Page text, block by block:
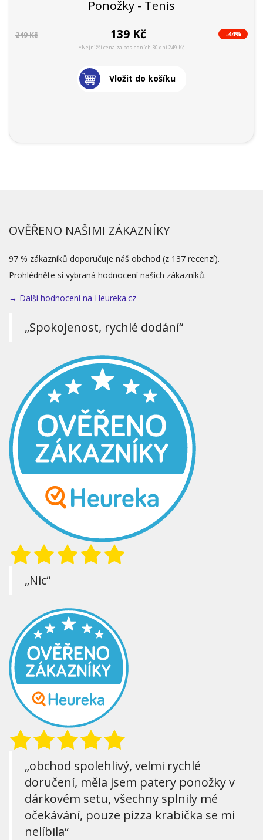
Ponožky - Tenis
249 Kč 139 Kč -44%
*Nejnižší cena za posledních 30 dní 249 Kč
Vložit do košíku
OVĚŘENO NAŠIMI ZÁKAZNÍKY
97 % zákazníků doporučuje náš obchod (z 137 recenzí).
Prohlédněte si vybraná hodnocení našich zákazníků.
→ Další hodnocení na Heureka.cz
„Spokojenost, rychlé dodání“
„Nic“
„obchod spolehlivý, velmi rychlé
doručení, měla jsem patery ponožky v
dárkovém setu, všechny splnily mé
očekávání, pouze pizza krabička se mi
nelíbila“